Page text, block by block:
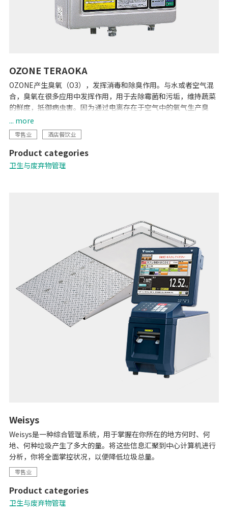
OZONE TERAOKA
OZONE产生臭氧（O3），发挥消毒和除臭作用。与水或者空气混
合，臭氧在很多应用中发挥作用，用于去除霉菌和污垢，维持蔬菜
的鲜度，抵御病虫害。因为通过电离存在于空气中的氧气生产臭
氧，所以臭氧非常经济。不留下有害残渣，环境友好，而且提供改
进卫生度的简便手段。
... more
零售业 酒店餐饮业
Product categories
卫生与废弃物管理
Weisys
Weisys是一种综合管理系统，用于掌握在你所在的地方何时、何
地、何种垃圾产生了多大的量。将这些信息汇聚到中心计算机进行
分析，你将全面掌控状况，以便降低垃圾总量。
零售业
Product categories
卫生与废弃物管理